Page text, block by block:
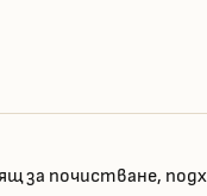
за почистване,